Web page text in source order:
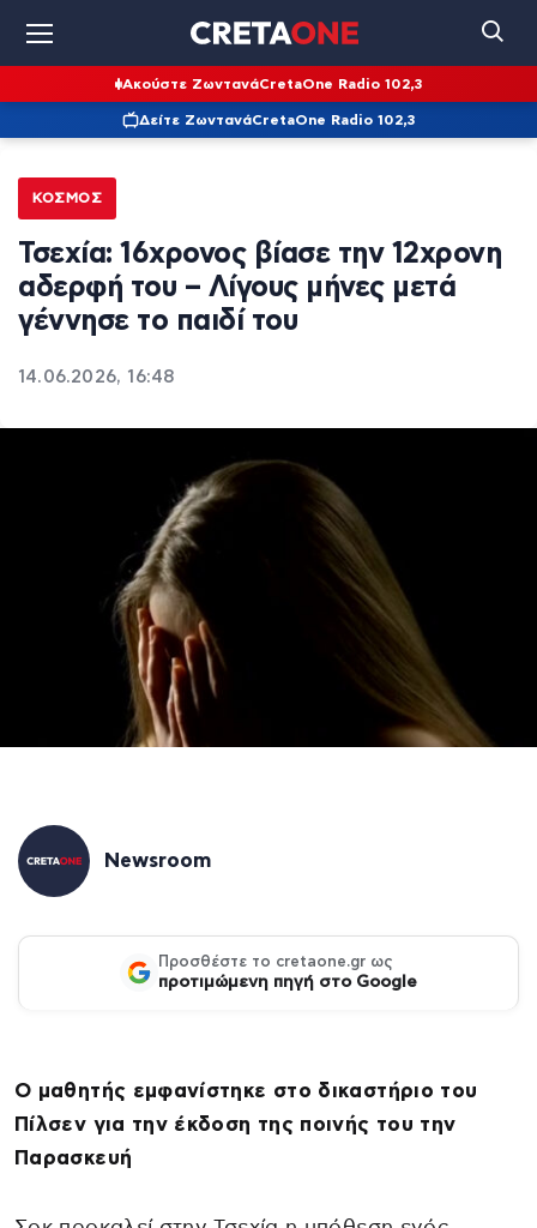
Ακούστε ΖωντανάCretaOne Radio 102,3
Δείτε ΖωντανάCretaOne Radio 102,3
ΚΌΣΜΟΣ
Τσεχία: 16χρονος βίασε την 12χρονη
αδερφή του – Λίγους μήνες μετά
γέννησε το παιδί του
14.06.2026, 16:48
Newsroom
Προσθέστε το cretaone.gr ως
προτιμώμενη πηγή στο Google
Ο μαθητής εμφανίστηκε στο δικαστήριο του
Πίλσεν για την έκδοση της ποινής του την
Παρασκευή